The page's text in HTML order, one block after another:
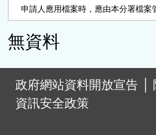
申請人應用檔案時，應由本分署檔案
無資料
政府網站資料開放宣告
資訊安全政策